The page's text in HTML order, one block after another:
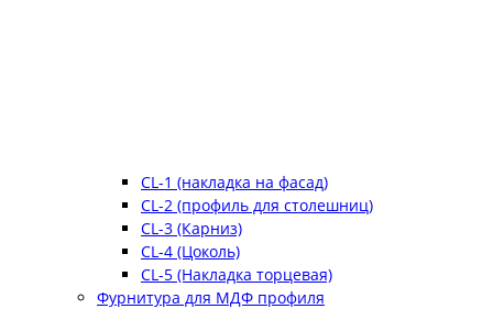
CL-1 (накладка на фасад)
CL-2 (профиль для столешниц)
CL-3 (Карниз)
CL-4 (Цоколь)
CL-5 (Накладка торцевая)
Фурнитура для МДФ профиля